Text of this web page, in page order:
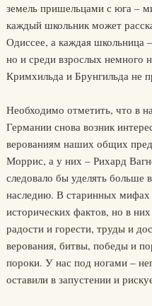
земель пришельцами с юга –
каждый школьник может
Одиссее, а каждая школьница
но и среди взрослых немного
Кримхильда и Брунгильда не
Необходимо отметить, что в
Германии снова возник
верованиям наших общих
Моррис, а у них – Рихард
следовало бы уделять больше
наследию. В старинных мифах
исторических фактов, но в
радости и горести, труды и
верования, битвы, победы и
пороки. У нас под ногами –
оставили в запустении и